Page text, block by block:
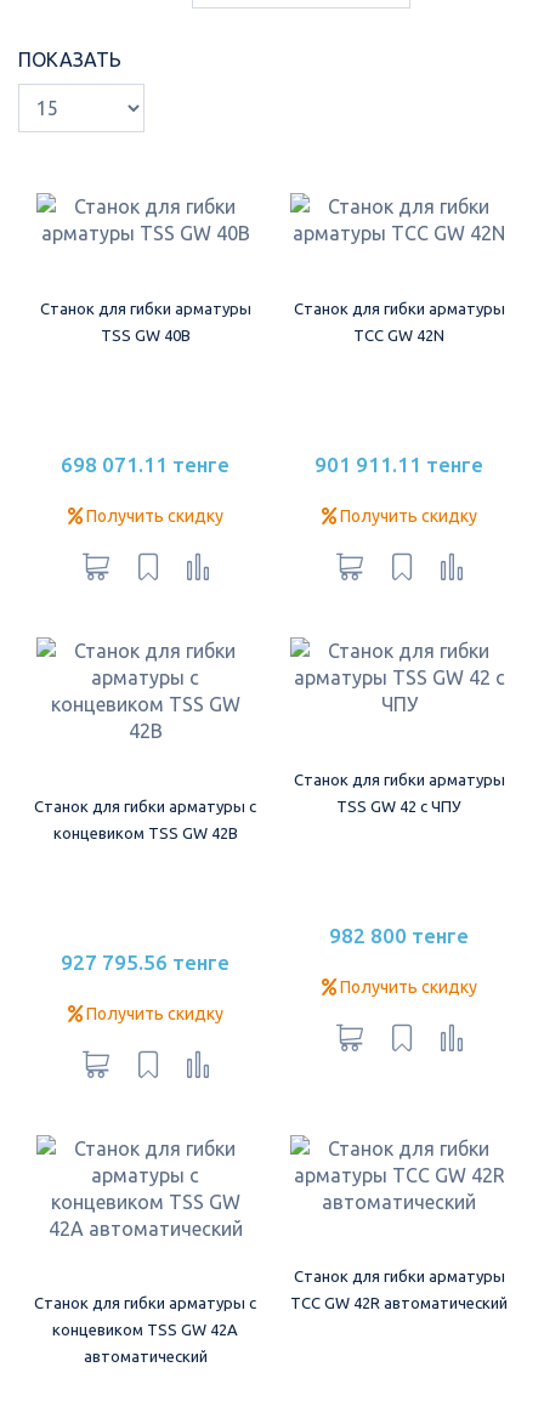
ПОКАЗАТЬ
Станок для гибки арматуры
TSS GW 40B
698 071.11 тенге
Получить скидку
Станок для гибки арматуры
ТСС GW 42N
901 911.11 тенге
Получить скидку
Станок для гибки арматуры с
концевиком TSS GW 42В
927 795.56 тенге
Получить скидку
Станок для гибки арматуры
TSS GW 42 c ЧПУ
982 800 тенге
Получить скидку
Станок для гибки арматуры с
концевиком TSS GW 42A
автоматический
Станок для гибки арматуры
ТСС GW 42R автоматический